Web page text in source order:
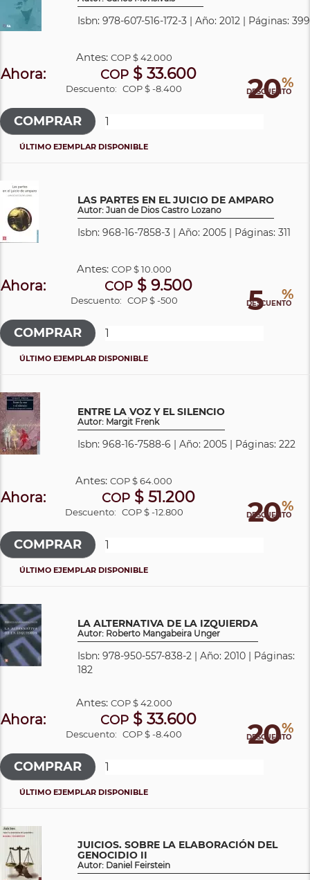
Isbn: 978-607-516-172-3 | Año: 2012 | Páginas: 399
20%
DESCUENTO
Antes: COP$ 42.000
Ahora: COP$ 33.600
Descuento: COP $ -8.400
ÚLTIMO EJEMPLAR DISPONIBLE
LAS PARTES EN EL JUICIO DE AMPARO
Autor: Juan de Dios Castro Lozano
Isbn: 968-16-7858-3 | Año: 2005 | Páginas: 311
5 %
DESCUENTO
Antes: COP$ 10.000
Ahora: COP$ 9.500
Descuento: COP $ -500
ÚLTIMO EJEMPLAR DISPONIBLE
ENTRE LA VOZ Y EL SILENCIO
Autor: Margit Frenk
Isbn: 968-16-7588-6 | Año: 2005 | Páginas: 222
20%
DESCUENTO
Antes:COP$ 64.000
Ahora: COP$ 51.200
Descuento: COP $ -12.800
ÚLTIMO EJEMPLAR DISPONIBLE
LA ALTERNATIVA DE LA IZQUIERDA
Autor: Roberto Mangabeira Unger
Isbn: 978-950-557-838-2 | Año: 2010 | Páginas:
182
20%
DESCUENTO
Antes: COP$ 42.000
Ahora: COP$ 33.600
Descuento: COP $ -8.400
ÚLTIMO EJEMPLAR DISPONIBLE
JUICIOS. SOBRE LA ELABORACIÓN DEL
GENOCIDIO II
Autor: Daniel Feirstein